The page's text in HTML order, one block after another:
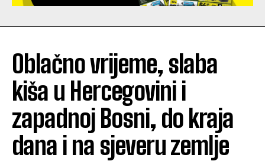
Oblačno vrijeme, slaba
kiša u Hercegovini i
zapadnoj Bosni, do kraja
dana i na sjeveru zemlje